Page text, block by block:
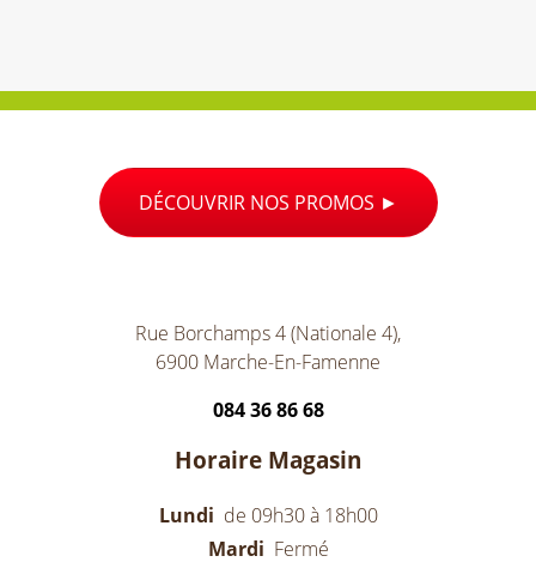
DÉCOUVRIR NOS PROMOS
Rue Borchamps 4 (Nationale 4),
6900 Marche-En-Famenne
084 36 86 68
Horaire Magasin
Lundi de 09h30 à 18h00
Mardi Fermé